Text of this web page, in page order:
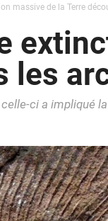
massive de la Terre
les
celle-ci a impliqué